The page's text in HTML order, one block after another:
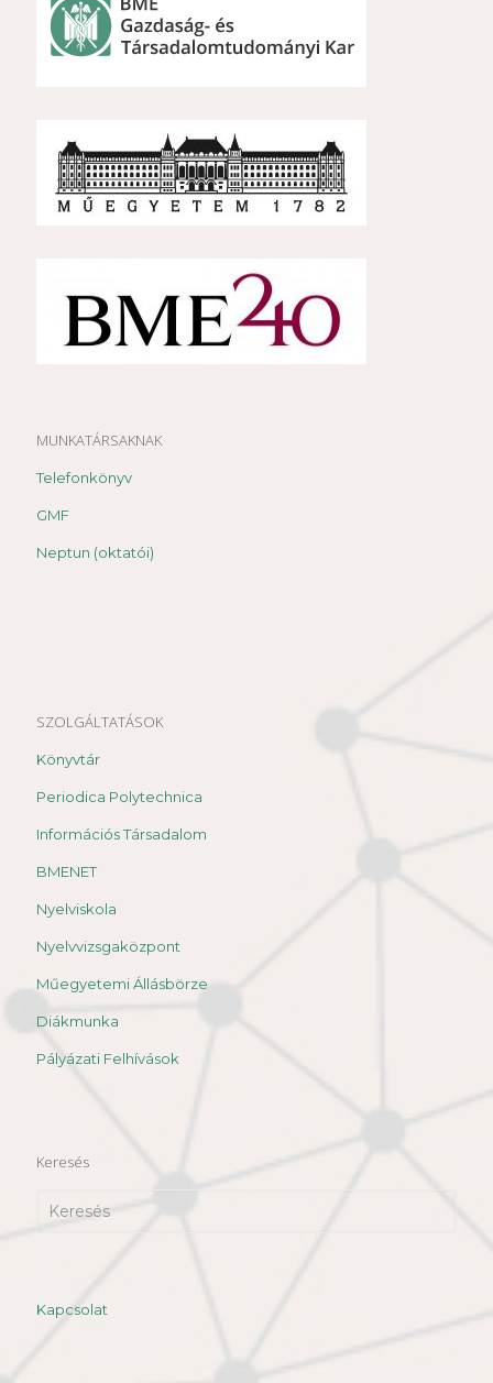
MUNKATÁRSAKNAK
Telefonkönyv
GMF
Neptun (oktatói)
SZOLGÁLTATÁSOK
Könyvtár
Periodica Polytechnica
Információs Társadalom
BMENET
Nyelviskola
Nyelvvizsgaközpont
Műegyetemi Állásbörze
Diákmunka
Pályázati Felhívások
Keresés
Kapcsolat